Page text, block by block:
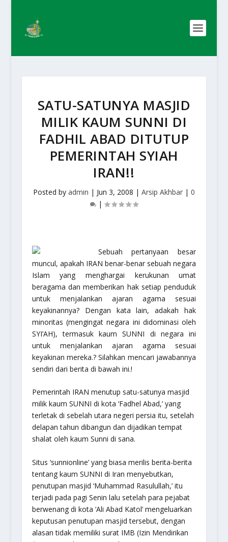
SATU-SATUNYA MASJID
MILIK KAUM SUNNI DI
FADHIL ABAD DITUTUP
PEMERINTAH SYIAH
IRAN!!
Posted by admin | Jun 3, 2008 | Arsip Akhbar| 0
|
Sebuah pertanyaan besar
muncul, apakah IRAN benar-benar sebuah negara
Islam yang menghargai kerukunan umat
beragama dan memberikan hak setiap penduduk
untuk menjalankan ajaran agama sesuai
keyakinannya? Dengan kata lain, adakah hak
minoritas (mengingat negara ini didominasi oleh
SYI’AH), termasuk kaum SUNNI di negara ini
untuk menjalankan ajaran agama sesuai
keyakinan mereka.? Silahkan mencari jawabannya
sendiri dari berita di bawah ini.!
Pemerintah IRAN menutup satu-satunya masjid
milik kaum SUNNI di kota ‘Fadhel Abad,’ yang
terletak di sebelah utara negeri persia itu, setelah
delapan tahun dibangun dan dijadikan tempat
shalat oleh kaum Sunni di sana.
Situs ‘sunnionline’ yang biasa merilis berita-berita
tentang kaum SUNNI di Iran menyebutkan,
penutupan masjid ‘Muhammad Rasulullah,’ itu
terjadi pada pagi Senin lalu setelah para pejabat
berwenang di kota ‘Ali Abad Katol’ mengeluarkan
keputusan penutupan masjid tersebut, dengan
alasan tidak memiliki surat IMB (Izin Mendirikan